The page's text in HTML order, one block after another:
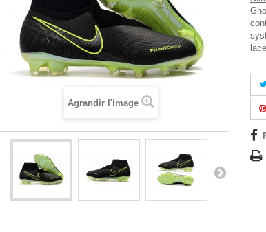
Agrandir l'image